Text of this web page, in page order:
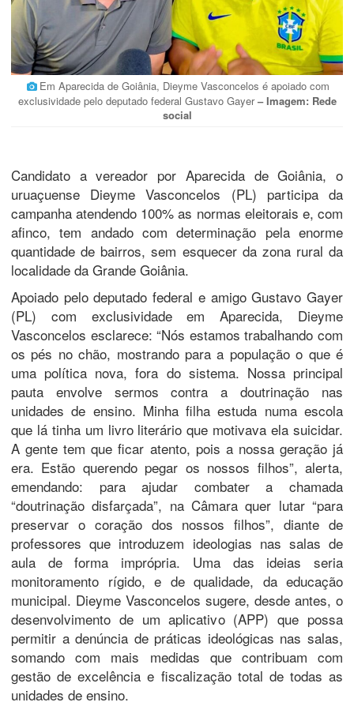
Em Aparecida de Goiânia, Dieyme Vasconcelos é apoiado com
exclusividade pelo deputado federal Gustavo Gayer– Imagem: Rede
social
Candidato a vereador por Aparecida de Goiânia, o
uruaçuense Dieyme Vasconcelos (PL) participa da
campanha atendendo 100% as normas eleitorais e, com
afinco, tem andado com determinação pela enorme
quantidade de bairros, sem esquecer da zona rural da
localidade da Grande Goiânia.
Apoiado pelo deputado federal e amigo Gustavo Gayer
(PL) com exclusividade em Aparecida, Dieyme
Vasconcelos esclarece: “Nós estamos trabalhando com
os pés no chão, mostrando para a população o que é
uma política nova, fora do sistema. Nossa principal
pauta envolve sermos contra a doutrinação nas
unidades de ensino. Minha filha estuda numa escola
que lá tinha um livro literário que motivava ela suicidar.
A gente tem que ficar atento, pois a nossa geração já
era. Estão querendo pegar os nossos filhos”, alerta,
emendando: para ajudar combater a chamada
“doutrinação disfarçada”, na Câmara quer lutar “para
preservar o coração dos nossos filhos”, diante de
professores que introduzem ideologias nas salas de
aula de forma imprópria. Uma das ideias seria
monitoramento rígido, e de qualidade, da educação
municipal. Dieyme Vasconcelos sugere, desde antes, o
desenvolvimento de um aplicativo (APP) que possa
permitir a denúncia de práticas ideológicas nas salas,
somando com mais medidas que contribuam com
gestão de excelência e fiscalização total de todas as
unidades de ensino.